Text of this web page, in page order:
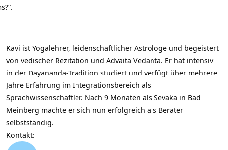
?“.
Kavi ist Yogalehrer, leidenschaftlicher Astrologe und begeistert
von vedischer Rezitation und Advaita Vedanta. Er hat intensiv
in der Dayananda-Tradition studiert und verfügt über mehrere
Jahre Erfahrung im Integrationsbereich als
Sprachwissenschaftler. Nach 9 Monaten als Sevaka in Bad
Meinberg machte er sich nun erfolgreich als Berater
selbstständig.
Kontakt: